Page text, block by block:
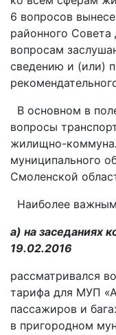
6 вопросов
районного
вопросам
сведению и (или)
В основном в
вопросы
жилищно-
муниципального
Смоленской
Наиболее
а) на заседаниях
19.02.2016
рассматривался
тарифа для МУП
пассажиров и
в пригородном